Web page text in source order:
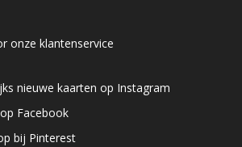
onze klantenservice
nieuwe kaarten op Instagram
Facebook
bij Pinterest